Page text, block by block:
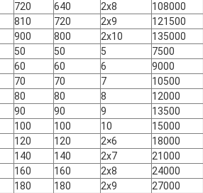
720 640 2x8 108000
810 720 2x9 121500
900 800 2x10 135000
50 50 5 7500
60 60 6 9000
70 70 7 10500
80 80 8 12000
90 90 9 13500
100 100 10 15000
120 120 2×6 18000
140 140 2x7 21000
160 160 2x8 24000
180 180 2x9 27000